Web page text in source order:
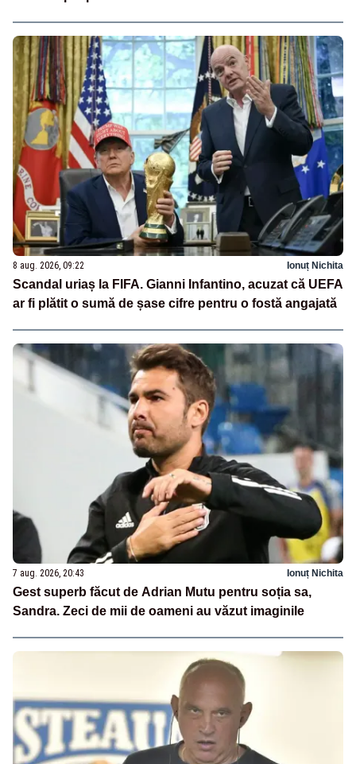
8 aug. 2026, 09:22 Ionuț Nichita
Scandal uriaș la FIFA. Gianni Infantino, acuzat că UEFA
ar fi plătit o sumă de șase cifre pentru o fostă angajată
7 aug. 2026, 20:43 Ionuț Nichita
Gest superb făcut de Adrian Mutu pentru soția sa,
Sandra. Zeci de mii de oameni au văzut imaginile